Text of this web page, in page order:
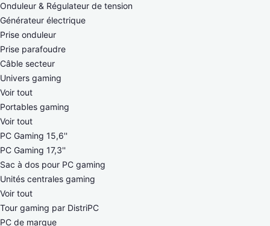
Onduleur & Régulateur de tension
Générateur électrique
Prise onduleur
Prise parafoudre
Câble secteur
Univers gaming
Voir tout
Portables gaming
Voir tout
PC Gaming 15,6''
PC Gaming 17,3''
Sac à dos pour PC gaming
Unités centrales gaming
Voir tout
Tour gaming par DistriPC
PC de marque